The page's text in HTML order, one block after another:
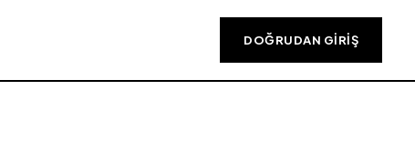
DOĞRUDAN GIRIŞ